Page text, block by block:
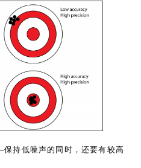
持低噪声的同时，还要有较高